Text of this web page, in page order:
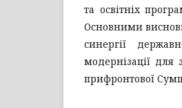
та освітніх
Основними
синергії
модернізації для
прифронтової